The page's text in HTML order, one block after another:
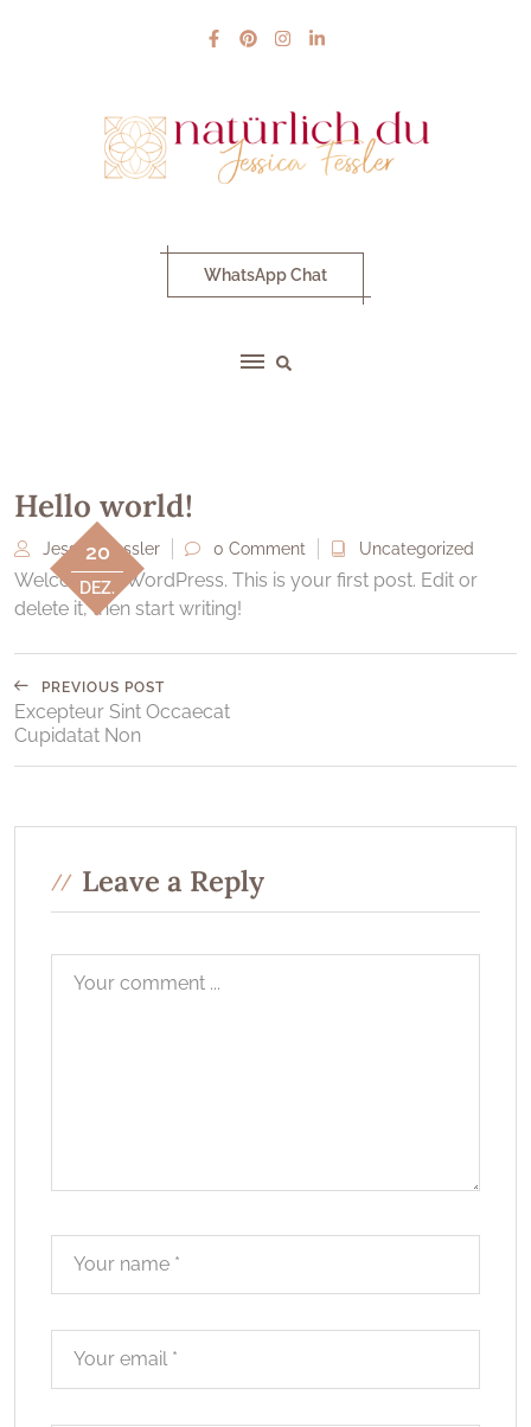
WhatsApp Chat
20
DEZ.
Hello world!
Jessica Fessler 0 Comment Uncategorized
Welcome to WordPress. This is your first post. Edit or
delete it, then start writing!
PREVIOUS POST
Excepteur Sint Occaecat
Cupidatat Non
Leave a Reply